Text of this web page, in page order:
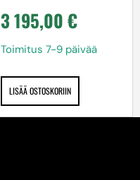
3 195,00€
Toimitus 7-9 päivää
LISÄÄ OSTOSKORIIN